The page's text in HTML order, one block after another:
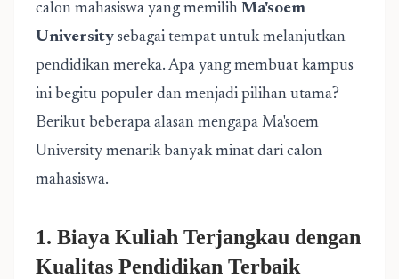
calon mahasiswa yang memilih Ma'soem
University sebagai tempat untuk melanjutkan
pendidikan mereka. Apa yang membuat kampus
ini begitu populer dan menjadi pilihan utama?
Berikut beberapa alasan mengapa Ma'soem
University menarik banyak minat dari calon
mahasiswa.
1. Biaya Kuliah Terjangkau dengan
Kualitas Pendidikan Terbaik